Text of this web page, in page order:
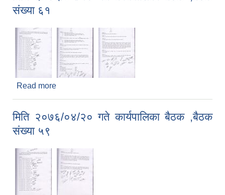
संख्या ६१
Read more
मिति २०७६/०४/२० गते कार्यपालिका बैठक ,बैठक
संख्या ५९